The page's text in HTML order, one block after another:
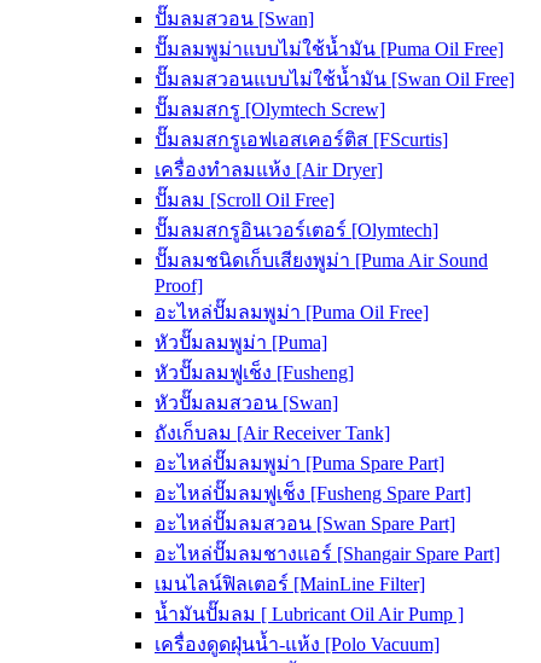
ปั๊มลมสวอน [Swan]
ปั๊มลมพูม่าแบบไม่ใช้น้ำมัน [Puma Oil Free]
ปั๊มลมสวอนแบบไม่ใช้น้ำมัน [Swan Oil Free]
ปั๊มลมสกรู [Olymtech Screw]
ปั๊มลมสกรูเอฟเอสเคอร์ติส [FScurtis]
เครื่องทำลมแห้ง [Air Dryer]
ปั๊มลม [Scroll Oil Free]
ปั๊มลมสกรูอินเวอร์เตอร์ [Olymtech]
ปั๊มลมชนิดเก็บเสียงพูม่า [Puma Air Sound
Proof]
อะไหล่ปั๊มลมพูม่า [Puma Oil Free]
หัวปั๊มลมพูม่า [Puma]
หัวปั๊มลมฟูเช็ง [Fusheng]
หัวปั๊มลมสวอน [Swan]
ถังเก็บลม [Air Receiver Tank]
อะไหล่ปั๊มลมพูม่า [Puma Spare Part]
อะไหล่ปั๊มลมฟูเช็ง [Fusheng Spare Part]
อะไหล่ปั๊มลมสวอน [Swan Spare Part]
อะไหล่ปั๊มลมชางแอร์ [Shangair Spare Part]
เมนไลน์ฟิลเตอร์ [MainLine Filter]
น้ำมันปั๊มลม [ Lubricant Oil Air Pump ]
เครื่องดูดฝุ่นน้ำ-แห้ง [Polo Vacuum]